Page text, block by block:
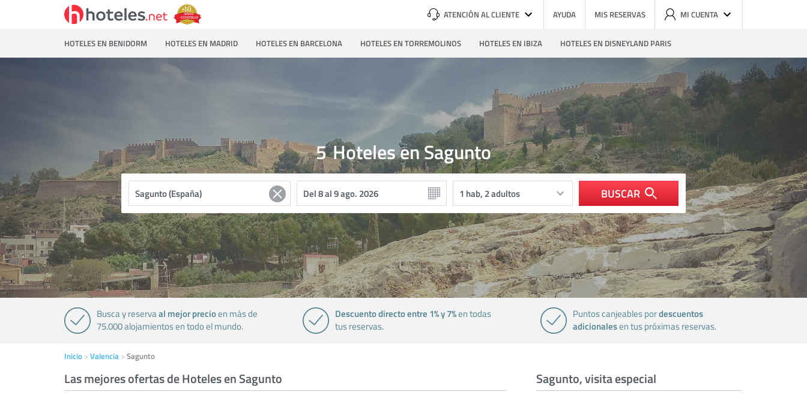
ATENCIÓN AL CLIENTE AYUDA MIS RESERVAS MI CUENTA
HOTELES EN BENIDORM HOTELES EN MADRID HOTELES EN BARCELONA HOTELES EN TORREMOLINOS HOTELES EN IBIZA HOTELES EN DISNEYLAND PARIS
Hoteles en Sagunto
5
BUSCAR
Busca y reservaal mejor precioen más de
75.000 alojamientos en todo el mundo.
Descuento directo entre 1% y 7%en todas
tus reservas.
Puntos canjeables pordescuentos
adicionalesen tus próximas reservas.
Inicio Valencia Sagunto
Las mejores ofertas de Hoteles en Sagunto Sagunto, visita especial